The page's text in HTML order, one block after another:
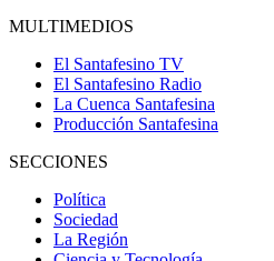
MULTIMEDIOS
El Santafesino TV
El Santafesino Radio
La Cuenca Santafesina
Producción Santafesina
SECCIONES
Política
Sociedad
La Región